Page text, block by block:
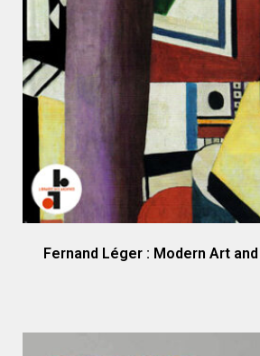
Fernand Léger : Modern Art